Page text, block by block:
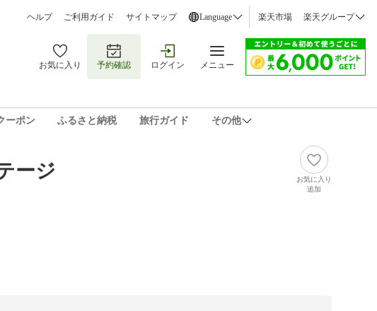
ヘルプ ご利用ガイド サイトマップ Language 楽天市場 楽天グループ
お気に入り 予約確認 ログイン メニュー
ーポン ふるさと納税 旅行ガイド その他
ージ
お気に入り
追加